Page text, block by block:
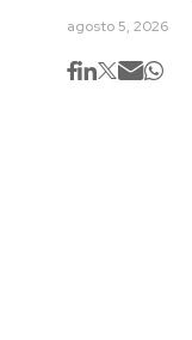
agosto 5, 2026